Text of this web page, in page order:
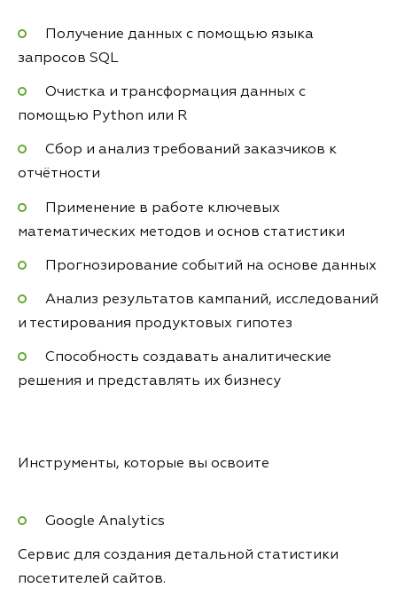
Получение данных с помощью языка
запросов SQL
Очистка и трансформация данных с
помощью Python или R
Сбор и анализ требований заказчиков к
отчётности
Применение в работе ключевых
математических методов и основ статистики
Прогнозирование событий на основе данных
Анализ результатов кампаний, исследований
и тестирования продуктовых гипотез
Способность создавать аналитические
решения и представлять их бизнесу
Инструменты, которые вы освоите
Google Analytics
Сервис для создания детальной статистики
посетителей сайтов.